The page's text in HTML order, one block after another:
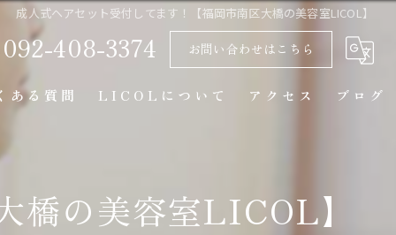
成人式ヘアセット受付してます！【福岡市南区大橋の美容室LICOL】
092-408-3374 お問い合わせはこちら
ある質問 LICOLについて
似合わせカット
アクセス ブログ
橋の美容室LICOL】